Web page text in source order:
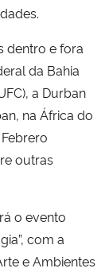
dentro e fora
da Bahia
a Durban
na África do
outras
o evento
com a
e Ambientes